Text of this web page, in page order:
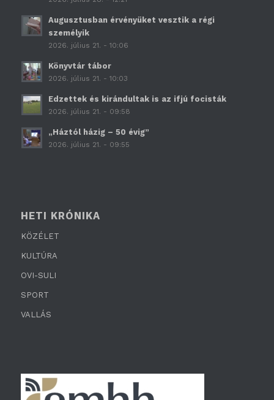
Augusztusban érvényüket vesztik a régi
személyik
2026. július 21. - 10:06
Könyvtár tábor
2026. július 21. - 10:03
Edzettek és kirándultak is az ifjú focisták
2026. július 21. - 09:58
„Háztól házig – 50 évig”
2026. július 21. - 09:55
HETI KRÓNIKA
KÖZÉLET
KULTÚRA
OVI-SULI
SPORT
VALLÁS